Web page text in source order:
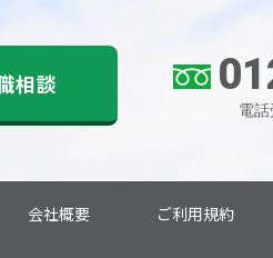
相談
電
会社概要 ご利用規約